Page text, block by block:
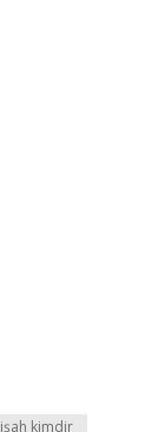
kimdir